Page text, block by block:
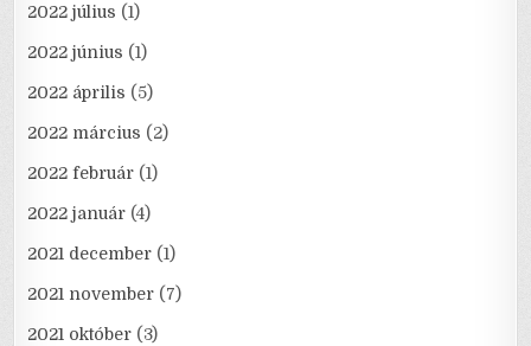
2022 július (1)
2022 június (1)
2022 április (5)
2022 március (2)
2022 február (1)
2022 január (4)
2021 december (1)
2021 november (7)
2021 október (3)